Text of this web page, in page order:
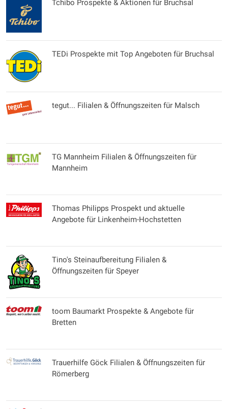
Tchibo Prospekte & Aktionen für Bruchsal
TEDi Prospekte mit Top Angeboten für Bruchsal
tegut... Filialen & Öffnungszeiten für Malsch
TG Mannheim Filialen & Öffnungszeiten für
Mannheim
Thomas Philipps Prospekt und aktuelle
Angebote für Linkenheim-Hochstetten
Tino's Steinaufbereitung Filialen &
Öffnungszeiten für Speyer
toom Baumarkt Prospekte & Angebote für
Bretten
Trauerhilfe Göck Filialen & Öffnungszeiten für
Römerberg